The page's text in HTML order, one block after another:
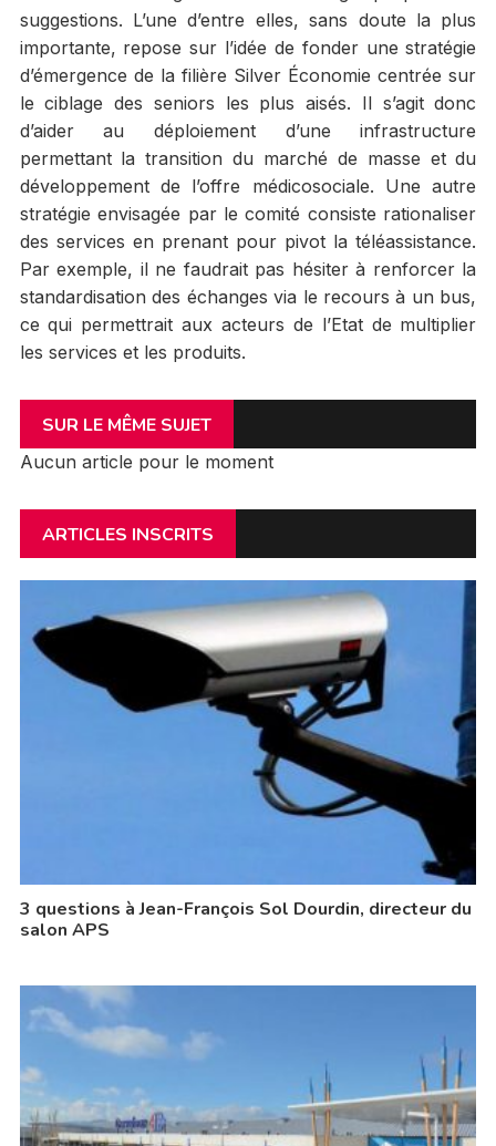
suggestions. L’une d’entre elles, sans doute la plus
importante, repose sur l’idée de fonder une stratégie
d’émergence de la filière Silver Économie centrée sur
le ciblage des seniors les plus aisés. Il s’agit donc
d’aider au déploiement d’une infrastructure
permettant la transition du marché de masse et du
développement de l’offre médicosociale. Une autre
stratégie envisagée par le comité consiste rationaliser
des services en prenant pour pivot la téléassistance.
Par exemple, il ne faudrait pas hésiter à renforcer la
standardisation des échanges via le recours à un bus,
ce qui permettrait aux acteurs de l’Etat de multiplier
les services et les produits.
SUR LE MÊME SUJET
Aucun article pour le moment
ARTICLES INSCRITS
3 questions à Jean-François Sol Dourdin, directeur du
salon APS